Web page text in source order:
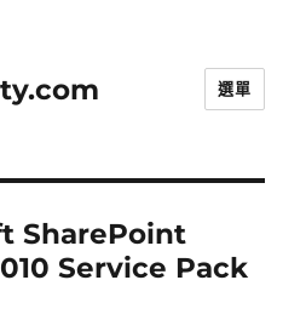
選單
SharePoint
Service Pack